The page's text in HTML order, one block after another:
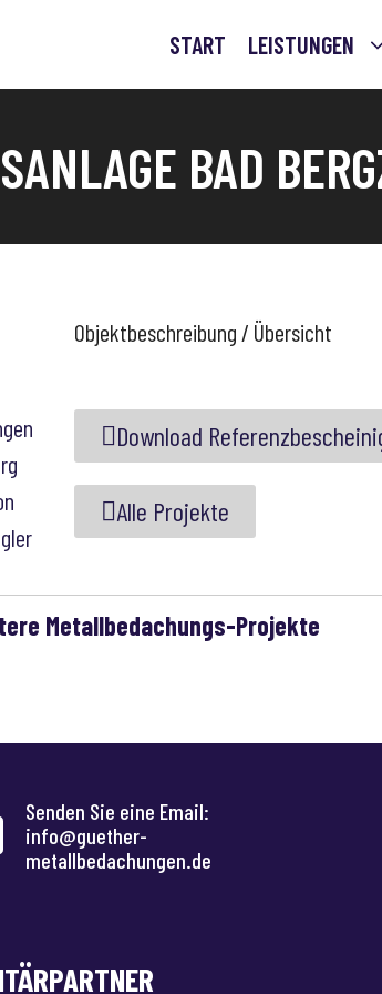
START LEISTUNGEN
BAD
Objektbeschreibung / Übersicht
Download
Alle Projekte
Metallbedachungs-Projekte
Senden Sie eine Email:
info@guether-
metallbedachungen.de